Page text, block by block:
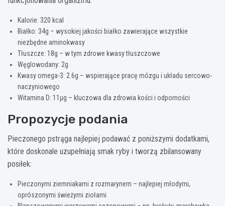
Kalorie: 320 kcal
Białko: 34g – wysokiej jakości białko zawierające wszystkie
niezbędne aminokwasy
Tłuszcze: 18g – w tym zdrowe kwasy tłuszczowe
Węglowodany: 2g
Kwasy omega-3: 2.6g – wspierające pracę mózgu i układu sercowo-
naczyniowego
Witamina D: 11µg – kluczowa dla zdrowia kości i odporności
Propozycje podania
Pieczonego pstrąga najlepiej podawać z poniższymi dodatkami,
które doskonale uzupełniają smak ryby i tworzą zbilansowany
posiłek:
Pieczonymi ziemniakami z rozmarynem – najlepiej młodymi,
oprószonymi świeżymi ziołami